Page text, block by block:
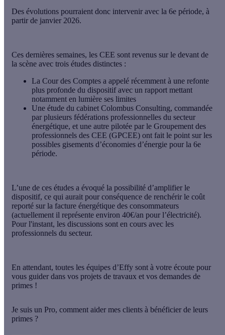
Des évolutions pourraient donc intervenir avec la 6e période, à
partir de janvier 2026.
Ces dernières semaines, les CEE sont revenus sur le devant de
la scène avec trois études distinctes :
La Cour des Comptes a appelé récemment à une refonte
plus profonde du dispositif avec un rapport mettant
notamment en lumière ses limites
Une étude du cabinet Colombus Consulting, commandée
par plusieurs fédérations professionnelles du secteur
énergétique, et une autre pilotée par le Groupement des
professionnels des CEE (GPCEE) ont fait le point sur les
possibles gisements d’économies d’énergie pour la 6e
période.
L’une de ces études a évoqué la possibilité d’amplifier le
dispositif, ce qui aurait pour conséquence de renchérir le coût
reporté sur la facture énergétique des consommateurs
(actuellement il représente environ 40€/an pour l’électricité).
Pour l'instant, les discussions sont en cours avec les
professionnels du secteur.
En attendant, toutes les équipes d’Effy sont à votre écoute pour
vous guider dans vos projets de travaux et vos demandes de
primes !
Je suis un Pro, comment aider mes clients à bénéficier de leurs
primes ?